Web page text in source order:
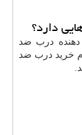
دارد؟
درب ضد
خرید درب ضد